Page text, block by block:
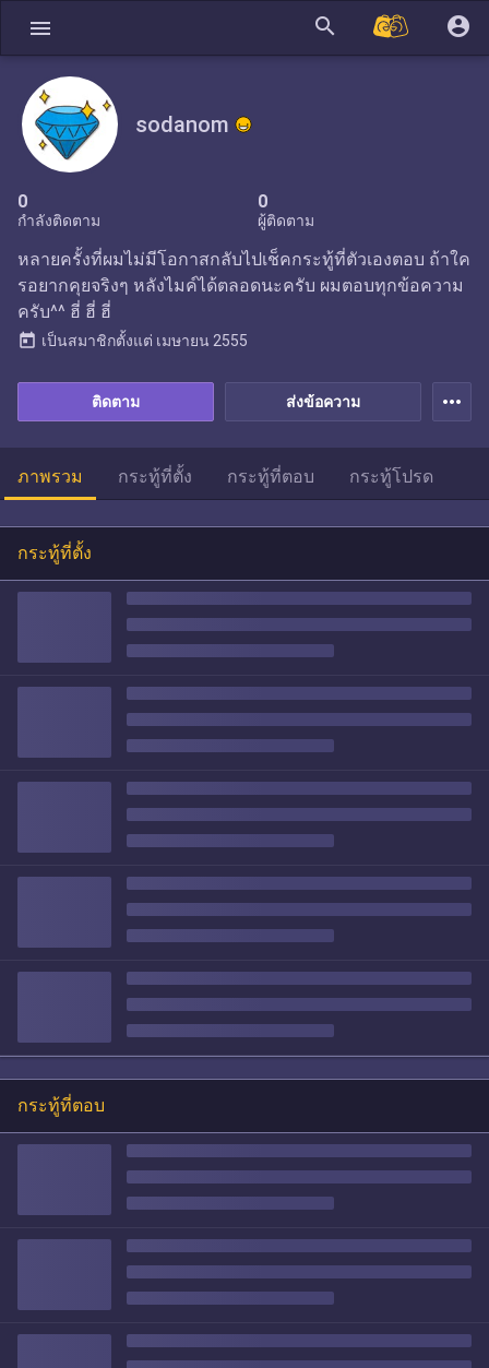
menu search account_circle
sodanom
0
กำลังติดตาม
0
ผู้ติดตาม
ส่งข้อความ
ติดตาม
หลายครั้งที่ผมไม่มีโอกาสกลับไปเช็คกระทู้ที่ตัวเองตอบ ถ้าใค
รอยากคุยจริงๆ หลังไมค์ได้ตลอดนะครับ ผมตอบทุกข้อความ
ครับ^^ ฮี่ ฮี่ ฮี่
today เป็นสมาชิกตั้งแต่ เมษายน 2555
more_horiz
ภาพรวม กระทู้ที่ตั้ง กระทู้ที่ตอบ กระทู้โปรด
กระทู้ที่ตั้ง
กระทู้ที่ตอบ